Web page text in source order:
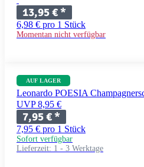
13,95 €*
6,98 € pro 1 Stück
Momentan nicht verfügbar
AUF LAGER
Leonardo POESIA
UVP 8,95 €
7,95 €*
7,95 € pro 1 Stück
Sofort verfügbar
Lieferzeit: 1 - 3 Werktage